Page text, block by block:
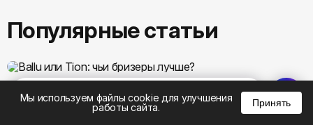
Популярные статьи
Ballu или Tion: чьи бризеры лучше?
Бризеры•27.04 |2
Мы используем файлы cookie для улучшения
работы сайта.
Принять